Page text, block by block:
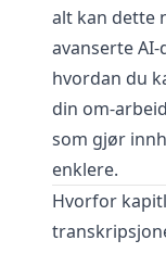
alt kan dette
avanserte
hvordan du
din om-
som gjør
enklere.
Hvorfor